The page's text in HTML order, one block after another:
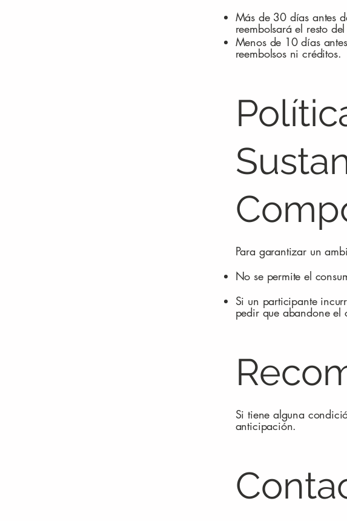
Más de 30 días antes
reembolsará el resto
Menos de 10 días
reembolsos ni créditos.
Para garantizar un
No se permite el
Si un participante
pedir que abandone el
Si tiene alguna
anticipación.